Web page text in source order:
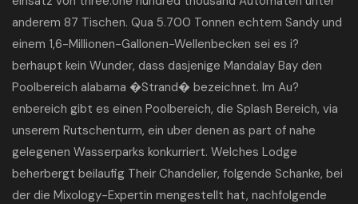
anderem 87 Tischen. Qua 5.700 Tonnen echtem Sandy und
einem 1,6-Millionen-Gallonen-Wellenbecken sei es i?
berhaupt kein Wunder, dass dasjenige Mandalay Bay den
Poolbereich alabama �Strand� bezeichnet. Im Au?
enbereich gibt es einen Poolbereich, die Splash Bereich, via
unserem Rutschenturm, ein uber denen as part of nahe
gelegenen Wasserparks konkurriert. Welches Lodge
beherbergt beilaufig Their Chandelier, folgende Schanke, bei
der die Mixology-Expertin mengestellt hat, nachfolgende